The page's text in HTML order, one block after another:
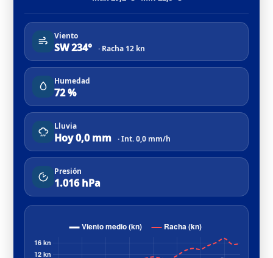
Viento
SW 234° · Racha 12 kn
Humedad
72 %
Lluvia
Hoy 0,0 mm · Int. 0,0 mm/h
Presión
1.016 hPa